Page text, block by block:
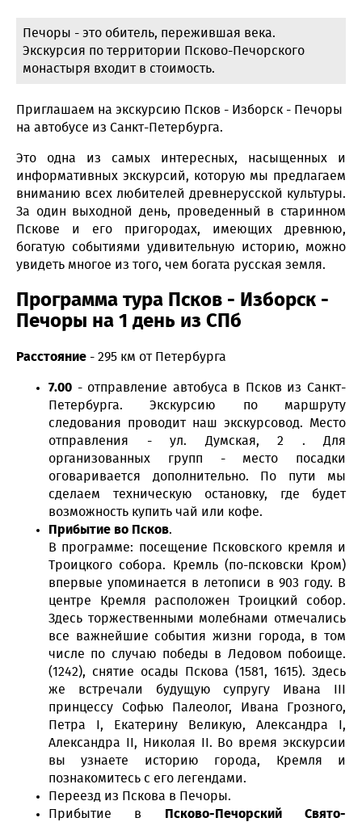
Печоры - это обитель, пережившая века.
Экскурсия по территории Псково-Печорского
монастыря входит в стоимость.
Приглашаем на экскурсию Псков - Изборск - Печоры
на автобусе из Санкт-Петербурга.
Это одна из самых интересных, насыщенных и
информативных экскурсий, которую мы предлагаем
вниманию всех любителей древнерусской культуры.
За один выходной день, проведенный в старинном
Пскове и его пригородах, имеющих древнюю,
богатую событиями удивительную историю, можно
увидеть многое из того, чем богата русская земля.
Программа тура Псков - Изборск -
Печоры на 1 день из СПб
Расстояние - 295 км от Петербурга
7.00 - отправление автобуса в Псков из Санкт-
Петербурга. Экскурсию по маршруту
следования проводит наш экскурсовод. Место
отправления - ул. Думская, 2 . Для
организованных групп - место посадки
оговаривается дополнительно. По пути мы
сделаем техническую остановку, где будет
возможность купить чай или кофе.
Прибытие во Псков.
В программе: посещение Псковского кремля и
Троицкого собора. Кремль (по-псковски Кром)
впервые упоминается в летописи в 903 году. В
центре Кремля расположен Троицкий собор.
Здесь торжественными молебнами отмечались
все важнейшие события жизни города, в том
числе по случаю победы в Ледовом побоище.
(1242), снятие осады Пскова (1581, 1615). Здесь
же встречали будущую супругу Ивана III
принцессу Софью Палеолог, Ивана Грозного,
Петра I, Екатерину Великую, Александра I,
Александра II, Николая II. Во время экскурсии
вы узнаете историю города, Кремля и
познакомитесь с его легендами.
Переезд из Пскова в Печоры.
Прибытие в
Псково-Печорский Свято-